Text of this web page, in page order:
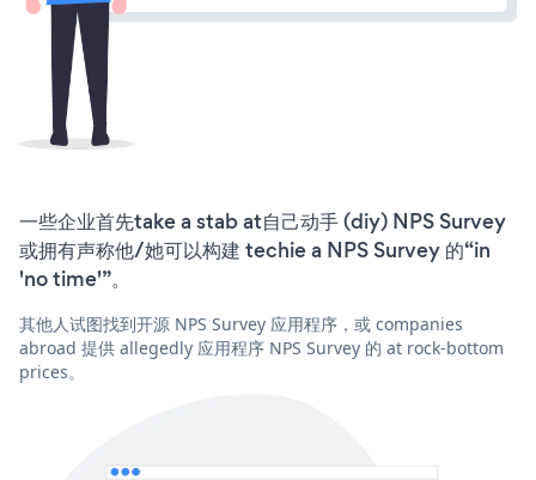
一些企业首先take a stab at自己动手 (diy) NPS Survey
或拥有声称他/她可以构建 techie a NPS Survey 的“in
'no time'”。
其他人试图找到开源 NPS Survey 应用程序，或 companies
abroad 提供 allegedly 应用程序 NPS Survey 的 at rock-bottom
prices。